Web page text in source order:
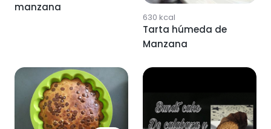
manzana
630 kcal
Tarta húmeda de
Manzana